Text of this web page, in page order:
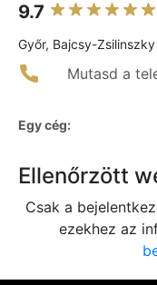
9.7
Győr, Bajcsy-
Mutasd a
Egy cég:
Ellenőrzött
Csak a
ezekhez az